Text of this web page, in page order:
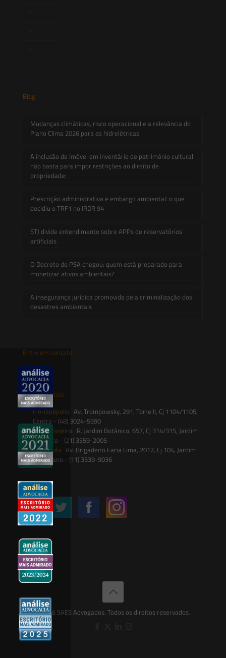
Blog
Mudanças climáticas, risco operacional e a relevância do
Plano Clima 2026 para as hidrelétricas
A inclusão de imóvel em inventário de patrimônio cultural
não basta para impor restrições ao direito de
propriedade:
Prescrição administrativa e embargo ambiental: o que
decidiu o TRF1 no IRDR 94
STJ divide entendimento sobre APPs de reservatórios
artificiais
O Decreto do PSA chegou: quem está preparado para
monetizar ativos ambientais?
A insegurança jurídica promovida pela criminalização dos
desastres ambientais
Entre em contato
contato@saesadvogados.com.br
Onde estamos
Florianópolis: Av. Trompowsky, 291, Torre II, Cj 1104/1105,
Centro - (48) 3024-5590
Rio de Janeiro: R. Jardim Botânico, 657, Cj 314/315, Jardim
Botânico - (21) 3559-2005
São Paulo: Av. Brigadeiro Faria Lima, 2012, Cj 104, Jardim
Paulistano - (11) 3539-9036
Siga-nos
© 2026 SAES Advogados. Todos os direitos reservados.